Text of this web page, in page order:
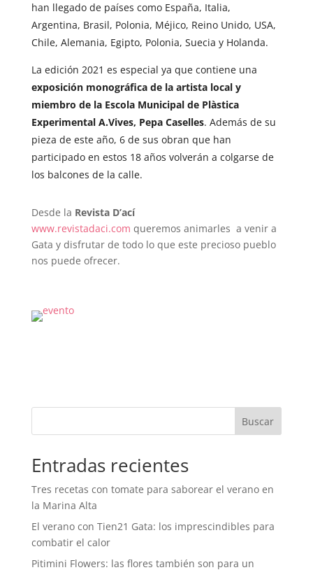
han llegado de países como España, Italia,
Argentina, Brasil, Polonia, Méjico, Reino Unido, USA,
Chile, Alemania, Egipto, Polonia, Suecia y Holanda.
La edición 2021 es especial ya que contiene una
exposición monográfica de la artista local y
miembro de la Escola Municipal de Plàstica
Experimental A.Vives, Pepa Caselles. Además de su
pieza de este año, 6 de sus obran que han
participado en estos 18 años volverán a colgarse de
los balcones de la calle.
Desde la Revista D’ací
www.revistadaci.com queremos animarles a venir a
Gata y disfrutar de todo lo que este precioso pueblo
nos puede ofrecer.
Buscar
Entradas recientes
Tres recetas con tomate para saborear el verano en
la Marina Alta
El verano con Tien21 Gata: los imprescindibles para
combatir el calor
Pitimini Flowers: las flores también son para un